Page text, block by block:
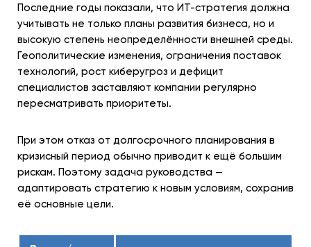
Последние годы показали, что ИТ-стратегия должна
учитывать не только планы развития бизнеса, но и
высокую степень неопределённости внешней среды.
Геополитические изменения, ограничения поставок
технологий, рост киберугроз и дефицит
специалистов заставляют компании регулярно
пересматривать приоритеты.
При этом отказ от долгосрочного планирования в
кризисный период обычно приводит к ещё большим
рискам. Поэтому задача руководства —
адаптировать стратегию к новым условиям, сохранив
её основные цели.